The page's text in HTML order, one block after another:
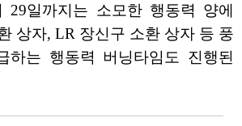
29일까지는 소모한 행동력 양에
상자, LR 장신구 소환 상자 등 풍
하는 행동력 버닝타임도 진행된